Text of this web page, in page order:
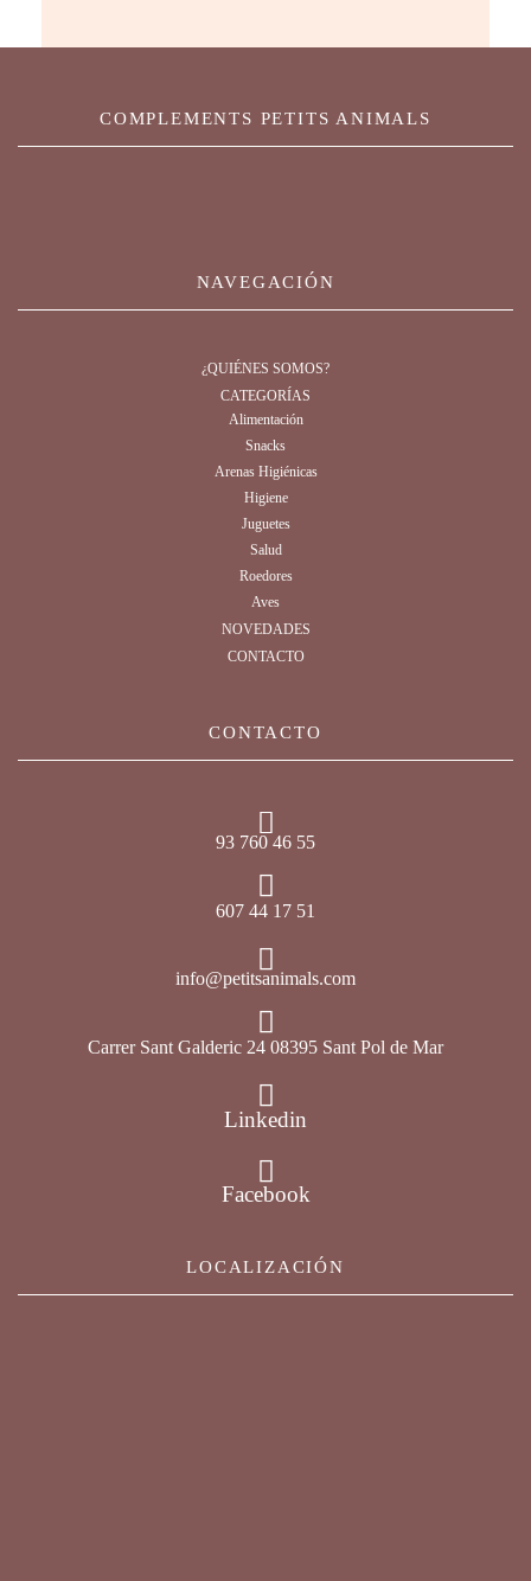
COMPLEMENTS PETITS ANIMALS
NAVEGACIÓN
¿QUIÉNES SOMOS?
CATEGORÍAS
Alimentación
Snacks
Arenas Higiénicas
Higiene
Juguetes
Salud
Roedores
Aves
NOVEDADES
CONTACTO
CONTACTO
93 760 46 55
607 44 17 51
info@petitsanimals.com
Carrer Sant Galderic 24 08395 Sant Pol de Mar
Linkedin
Facebook
LOCALIZACIÓN